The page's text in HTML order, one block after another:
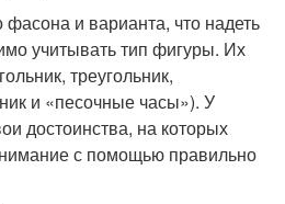
и варианта, что надеть
учитывать тип фигуры. Их
треугольник,
и «песочные часы»). У
достоинства, на которых
с помощью правильно